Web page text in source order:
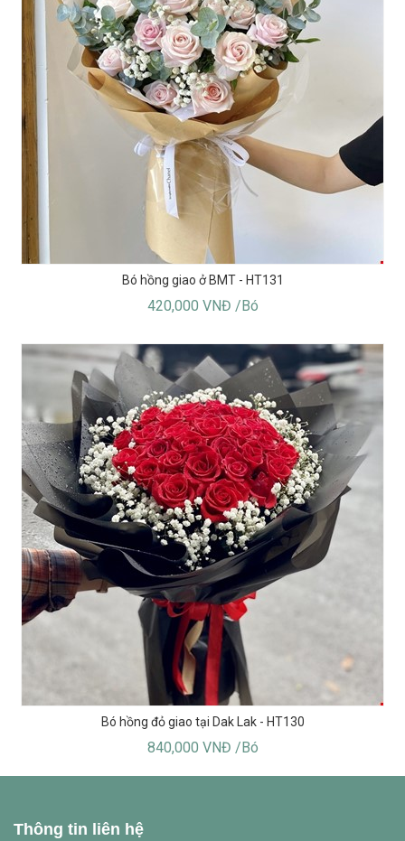
Bó hồng giao ở BMT - HT131
420,000 VNĐ /Bó
Bó hồng đỏ giao tại Dak Lak - HT130
840,000 VNĐ /Bó
Thông tin liên hệ